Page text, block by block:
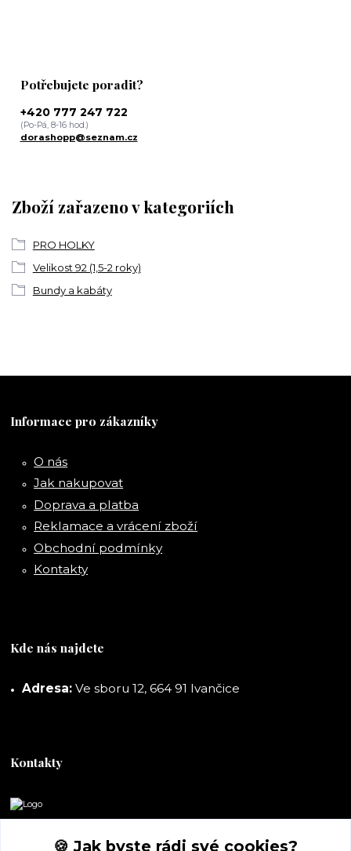
Zboží zařazeno v kategoriích
PRO HOLKY
Velikost 92 (1,5-2 roky)
Bundy a kabáty
Potřebujete poradit?
+420 777 247 722
(Po-Pá, 8-16 hod.)
dorashopp@seznam.cz
Informace pro zákazníky
O nás
Jak nakupovat
Doprava a platba
Reklamace a vrácení zboží
Obchodní podmínky
Kontakty
Kde nás najdete
Adresa: Ve sboru 12, 664 91 Ivančice
Kontakty
🍪 Jak byste rádi své cookies?